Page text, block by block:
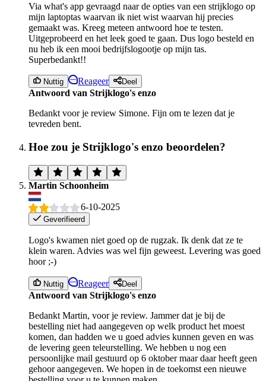
Via what's app gevraagd naar de opties van een strijklogo op
mijn laptoptas waarvan ik niet wist waarvan hij precies
gemaakt was. Kreeg meteen antwoord hoe te testen.
Uitgeprobeerd en het leek goed te gaan. Dus logo besteld en
nu heb ik een mooi bedrijfslogootje op mijn tas.
Superbedankt!!
Nuttig Reageer Deel
Antwoord van Strijklogo's enzo
Bedankt voor je review Simone. Fijn om te lezen dat je
tevreden bent.
Hoe zou je Strijklogo's enzo beoordelen?
Martin Schoonheim
6-10-2025
Geverifieerd
Logo's kwamen niet goed op de rugzak. Ik denk dat ze te
klein waren. Advies was wel fijn geweest. Levering was goed
hoor ;-)
Nuttig Reageer Deel
Antwoord van Strijklogo's enzo
Bedankt Martin, voor je review. Jammer dat je bij de
bestelling niet had aangegeven op welk product het moest
komen, dan hadden we u goed advies kunnen geven en was
de levering geen teleurstelling. We hebben u nog een
persoonlijke mail gestuurd op 6 oktober maar daar heeft geen
gehoor aangegeven. We hopen in de toekomst een nieuwe